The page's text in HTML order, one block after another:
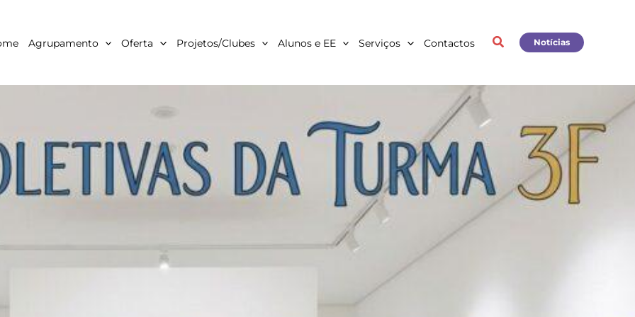
Agrupamento Oferta Projetos/Clubes Alunos e EE Serviços Contactos Notícias